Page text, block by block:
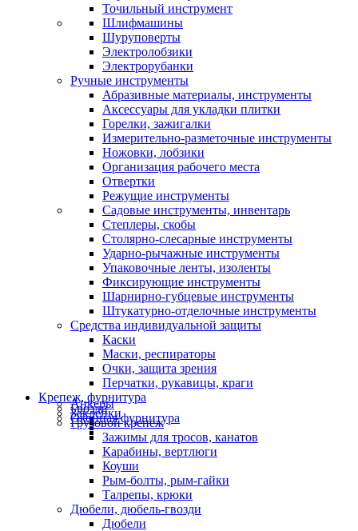
Точильный инструмент
Шлифмашины
Шуруповерты
Электролобзики
Электрорубанки
Ручные инструменты
Абразивные материалы, инструменты
Аксессуары для укладки плитки
Горелки, зажигалки
Измерительно-разметочные инструменты
Ножовки, лобзики
Организация рабочего места
Отвертки
Режущие инструменты
Садовые инструменты, инвентарь
Степлеры, скобы
Столярно-слесарные инструменты
Ударно-рычажные инструменты
Упаковочные ленты, изоленты
Фиксирующие инструменты
Шарнирно-губцевые инструменты
Штукатурно-отделочные инструменты
Средства индивидуальной защиты
Каски
Маски, респираторы
Очки, защита зрения
Перчатки, рукавицы, краги
Крепеж, фурнитура
Анкеры
Гвозди
Заклепки
Оконная фурнитура
Грузовой крепеж
Зажимы для тросов, канатов
Карабины, вертлюги
Коуши
Рым-болты, рым-гайки
Талрепы, крюки
Дюбели, дюбель-гвозди
Дюбели